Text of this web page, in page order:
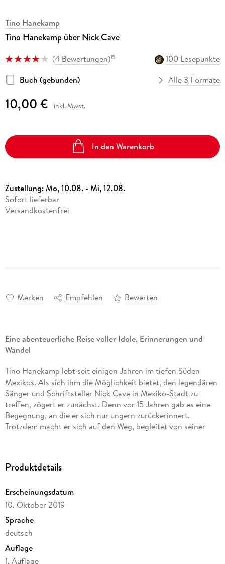
Tino Hanekamp
Tino Hanekamp über Nick Cave
(4 Bewertungen)15
100 Lesepunkte
Buch (gebunden)
Alle 3 Formate
10,00 € inkl. Mwst.
In den Warenkorb
Zustellung:Mo, 10.08. - Mi, 12.08.
Sofort lieferbar
Versandkostenfrei
Merken Empfehlen Bewerten
Eine abenteuerliche Reise voller Idole, Erinnerungen und
Wandel
Tino Hanekamp lebt seit einigen Jahren im tiefen Süden
Mexikos. Als sich ihm die Möglichkeit bietet, den legendären
Sänger und Schriftsteller Nick Cave in Mexiko-Stadt zu
treffen, zögert er zunächst. Denn vor 15 Jahren gab es eine
Begegnung, an die er sich nur ungern zurückerinnert.
Trotzdem macht er sich auf den Weg, begleitet von seiner
wahre Geschichte über einen der größten Songwriter unserer
und die transformative Kraft des Wandels. Von Mexiko bis zu
den Auftritten von Nick Cave & The Bad Seeds - diese
fesselnde Erzählung gewährt intime Einblicke in das Leben
zweier außergewöhnlicher Künstler.
Ein Must-Read für Fans von Nick Cave, das die Tiefen der
menschlichen Erfahrung auslotet und die Macht der Musik
Produktdetails
Erscheinungsdatum
10. Oktober 2019
Sprache
deutsch
Auflage
1. Auflage